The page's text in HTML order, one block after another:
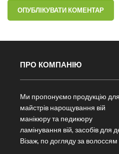
ПРО КОМПАНІЮ
Ми пропонуємо продукцію для
майстрів нарощування вій
манікюру та педикюру
ламінування вій, засобів для
Візаж, по догляду за волоссям